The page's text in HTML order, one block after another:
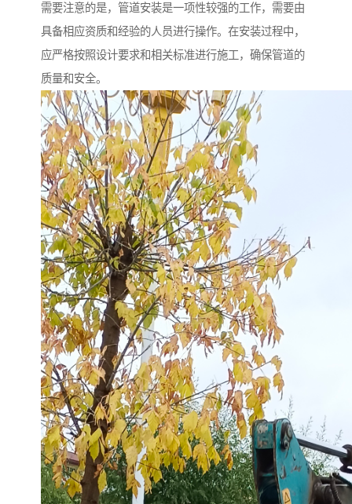
需要注意的是，管道安装是一项性较强的工作，需要由
具备相应资质和经验的人员进行操作。在安装过程中，
应严格按照设计要求和相关标准进行施工，确保管道的
质量和安全。